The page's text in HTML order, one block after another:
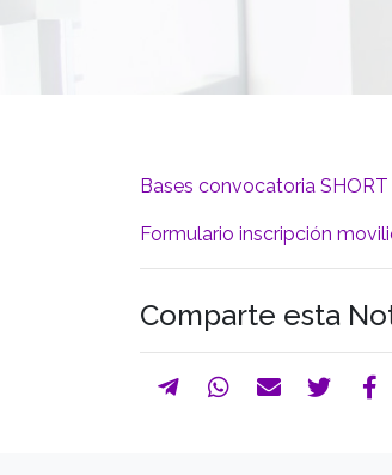
Bases convocatoria SHORT
Formulario inscripción
Comparte esta